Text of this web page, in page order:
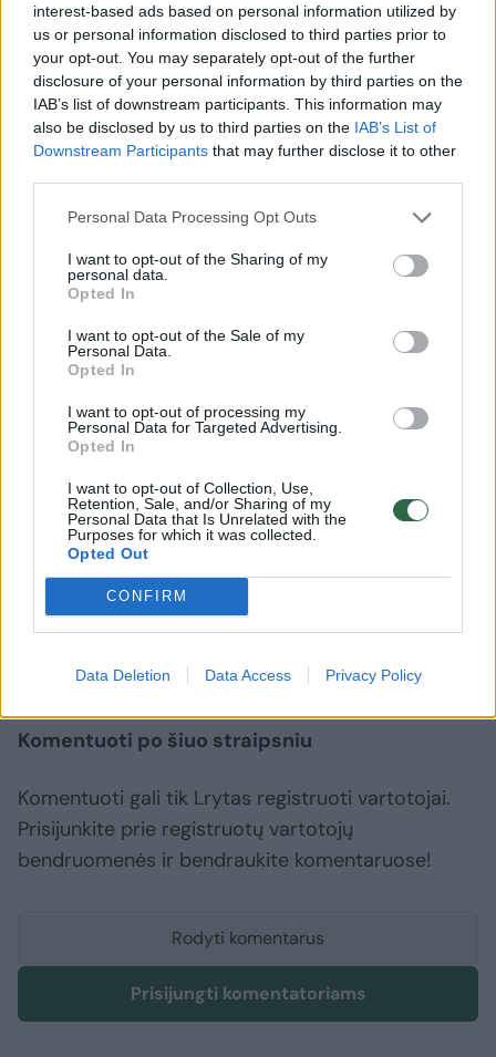
interest-based ads based on personal information utilized by
us or personal information disclosed to third parties prior to
your opt-out. You may separately opt-out of the further
disclosure of your personal information by third parties on the
IAB’s list of downstream participants. This information may
also be disclosed by us to third parties on the IAB’s List of
Downstream Participants that may further disclose it to other
Personal Data Processing Opt Outs
I want to opt-out of the Sharing of my
personal data.
Opted In
I want to opt-out of the Sale of my
Personal Data.
Opted In
I want to opt-out of processing my
Personal Data for Targeted Advertising.
Opted In
I want to opt-out of Collection, Use,
Retention, Sale, and/or Sharing of my
Personal Data that Is Unrelated with the
Purposes for which it was collected.
Opted Out
CONFIRM
Data Deletion Data Access Privacy Policy
Iš atvirosios kolonijos nuteistasis savavališkai
pasišalina ne pirmą kartą.
Paskelbta nuteistojo paieška. Turinčius
informacijos apie A.Minkevičiaus buvimo
Kalėjimų departamentas prie Teisingumo
ministerijos informuoja, kad bausmę
atliekantys atvirosiose kolonijose asmenys
turi teisę savarankiškai be apsaugos lankytis
gydymo, savivaldybių įstaigose,
teritoriją darbo arba trumpalaikių išvykų
metu, naudotis mobiliaisiais telefonais.
Marijampolės pataisos namai kalinys
Komentuoti po šiuo straipsniu
Komentuoti gali tik Lrytas registruoti vartotojai.
Prisijunkite prie registruotų vartotojų
bendruomenės ir bendraukite komentaruose!
Rodyti komentarus
Prisijungti komentatoriams